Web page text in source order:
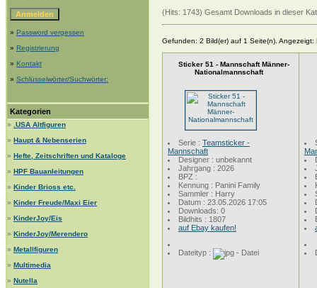
» Password vergessen
» Registrierung
» Kontakt
» Schlüsselwörter/Suchwörter:
Kategorien
»
.USA Altfiguren
» Haupt & Nebenserien
» Hefte, Zeitschriften und Kataloge
» HPF Bauanleitungen
» Kinder Brioss etc.
» Kinder Freude/Maxi Eier
» KinderJoy/Eis
» KinderJoy/Merendero
» Metallfiguren
» Multimedia
» Nutella
(Hits: 1743) Gesamt Downloads in dieser
Gefunden: 2 Bild(er) auf 1 Seite(n). Angezeigt:
Sticker 51 - Mannschaft Männer-
Nationalmannschaft
Serie : Teamsticker -
Mannschaft
Designer : unbekannt
Jahrgang : 2026
BPZ :
Kennung : Panini Family
Sammler : Harry
Datum : 23.05.2026 17:05
Downloads: 0
Bildhits : 1807
auf Ebay kaufen!
Dateityp :